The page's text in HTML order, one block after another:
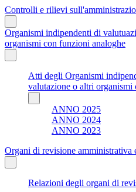
Controlli e rilievi
Organismi indipendenti di
organismi con funzioni analoghe
Atti degli Organismi
valutazione o altri
ANNO 2025
ANNO 2024
ANNO 2023
Organi di revisione amministrativa
Relazioni degli organi di